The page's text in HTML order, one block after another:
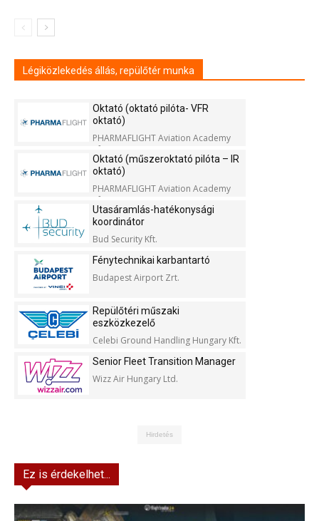
Légiközlekedés állás, repülőtér munka
Oktató (oktató pilóta- VFR
oktató)
PHARMAFLIGHT Aviation Academy
Kft.
Oktató (műszeroktató pilóta – IR
oktató)
PHARMAFLIGHT Aviation Academy
Kft.
Utasáramlás-hatékonysági
koordinátor
Bud Security Kft.
Fénytechnikai karbantartó
Budapest Airport Zrt.
Repülőtéri műszaki
eszközkezelő
Celebi Ground Handling Hungary Kft.
Senior Fleet Transition Manager
Wizz Air Hungary Ltd.
Hirdetés
Ez is érdekelhet...